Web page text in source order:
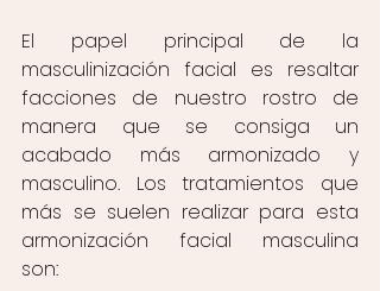
El papel principal de la
masculinización facial es resaltar
facciones de nuestro rostro de
manera que se consiga un
acabado más armonizado y
masculino. Los tratamientos que
más se suelen realizar para esta
armonización facial masculina
son: